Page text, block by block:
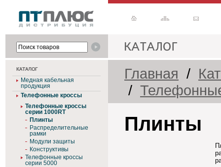
Медная кабельная
продукция
Телефонные кроссы
Телефонные кроссы
серии 1000RT
Плинты
Распределительные
рамки
Модули защиты
Конструктивы
Телефонные кроссы
серии 5000
Главная /
/
Плинты